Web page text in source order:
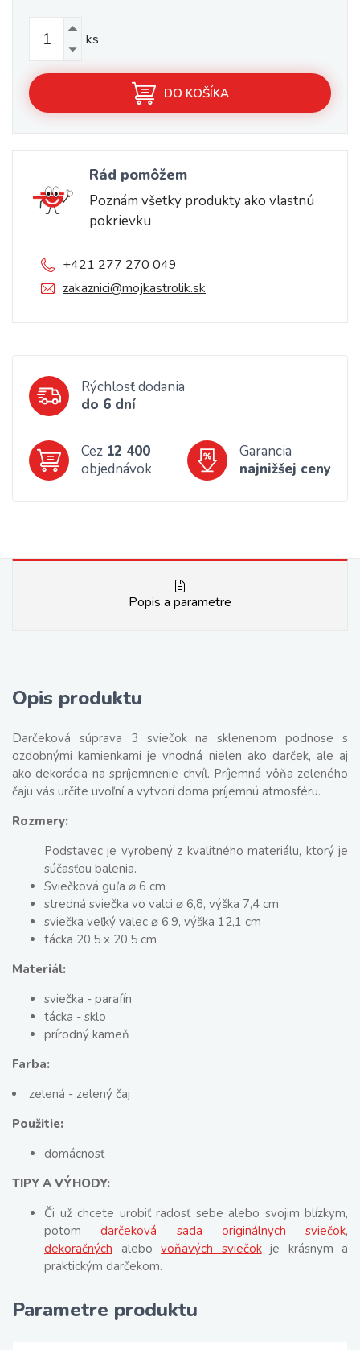
ks
DO KOŠÍKA
Rád pomôžem
Poznám všetky produkty ako vlastnú
pokrievku
+421 277 270 049
zakaznici@mojkastrolik.sk
Rýchlosť dodania
do 6 dní
Cez 12 400
objednávok
Garancia
najnižšej ceny
Popis a parametre
Opis produktu
Darčeková súprava 3 sviečok na sklenenom podnose s
ozdobnými kamienkami je vhodná nielen ako darček, ale aj
ako dekorácia na spríjemnenie chvíľ. Príjemná vôňa zeleného
čaju vás určite uvoľní a vytvorí doma príjemnú atmosféru.
Rozmery:
Podstavec je vyrobený z kvalitného materiálu, ktorý je
súčasťou balenia.
Sviečková guľa ⌀ 6 cm
stredná sviečka vo valci ⌀ 6,8, výška 7,4 cm
sviečka veľký valec ⌀ 6,9, výška 12,1 cm
tácka 20,5 x 20,5 cm
Materiál:
sviečka - parafín
tácka - sklo
prírodný kameň
Farba:
zelená - zelený čaj
Použitie:
domácnosť
TIPY A VÝHODY:
Či už chcete urobiť radosť sebe alebo svojim blízkym,
potomdarčeková sada originálnych sviečok,
dekoračných alebo voňavých sviečokje krásnym a
praktickým darčekom.
Parametre produktu